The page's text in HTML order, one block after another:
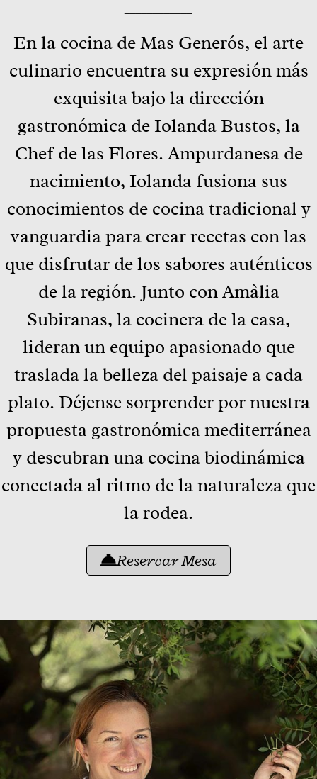
En la cocina de Mas Generós, el arte
culinario encuentra su expresión más
exquisita bajo la dirección
gastronómica de Iolanda Bustos, la
Chef de las Flores. Ampurdanesa de
nacimiento, Iolanda fusiona sus
conocimientos de cocina tradicional y
vanguardia para crear recetas con las
que disfrutar de los sabores auténticos
de la región. Junto con Amàlia
Subiranas, la cocinera de la casa,
lideran un equipo apasionado que
traslada la belleza del paisaje a cada
plato. Déjense sorprender por nuestra
propuesta gastronómica mediterránea
y descubran una cocina biodinámica
conectada al ritmo de la naturaleza que
la rodea.
Reservar Mesa